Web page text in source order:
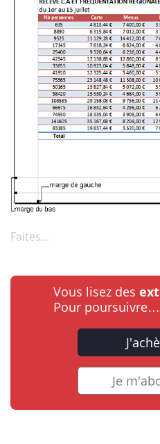
Faites...
Vous lisez des
Pour poursuivre…
Je